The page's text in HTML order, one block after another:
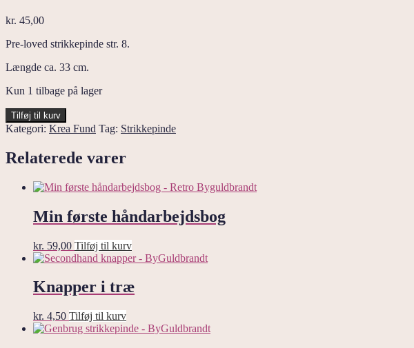
kr. 45,00
Pre-loved strikkepinde str. 8.
Længde ca. 33 cm.
Kun 1 tilbage på lager
Strikkepinde
Str.
antal
Tilføj til kurv
Kategori: Krea Fund Tag: Strikkepinde
Relaterede varer
Min første håndarbejdsbog
kr. 59,00 Tilføj til kurv
Knapper i træ
kr. 4,50 Tilføj til kurv